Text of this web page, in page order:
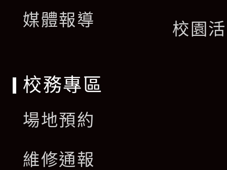
媒體報導 校園
校務專區
場地預約
維修通報